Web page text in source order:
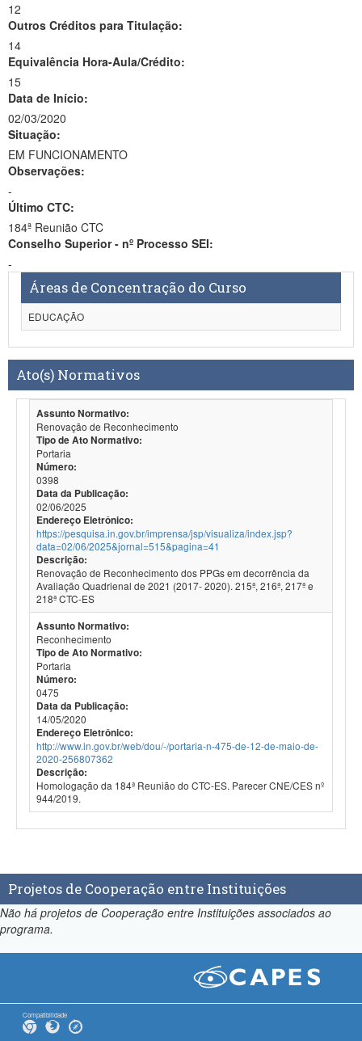
12
Outros Créditos para Titulação:
14
Equivalência Hora-Aula/Crédito:
15
Data de Início:
02/03/2020
Situação:
EM FUNCIONAMENTO
Observações:
-
Último CTC:
184ª Reunião CTC
Conselho Superior - nº Processo SEI:
-
Áreas de Concentração do Curso
EDUCAÇÃO
Ato(s) Normativos
Assunto Normativo:
Renovação de Reconhecimento
Tipo de Ato Normativo:
Portaria
Número:
0398
Data da Publicação:
02/06/2025
Endereço Eletrônico:
https://pesquisa.in.gov.br/imprensa/jsp/visualiza/index.jsp?
data=02/06/2025&jornal=515&pagina=41
Descrição:
Renovação de Reconhecimento dos PPGs em decorrência da
Avaliação Quadrienal de 2021 (2017- 2020). 215ª, 216ª, 217ª e
218ª CTC-ES
Assunto Normativo:
Reconhecimento
Tipo de Ato Normativo:
Portaria
Número:
0475
Data da Publicação:
14/05/2020
Endereço Eletrônico:
http://www.in.gov.br/web/dou/-/portaria-n-475-de-12-de-maio-de-
2020-256807362
Descrição:
Homologação da 184ª Reunião do CTC-ES. Parecer CNE/CES nº
944/2019.
Projetos de Cooperação entre Instituições
Não há projetos de Cooperação entre Instituições associados ao
programa.
Compatibilidade